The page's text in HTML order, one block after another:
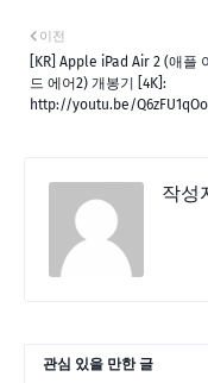
이전
[KR] Apple iPad Air 2 (애플
드 에어2) 개봉기 [4K]:
http://youtu.be/
작성
관심 있을 만한 글